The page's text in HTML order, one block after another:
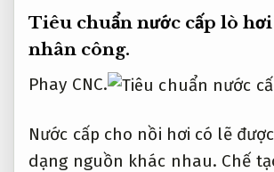
Tiêu chuẩn nước cấp lò hơi
nhân công.
Phay CNC.
Nước cấp cho nồi hơi có lẽ
dạng nguồn khác nhau. Chế